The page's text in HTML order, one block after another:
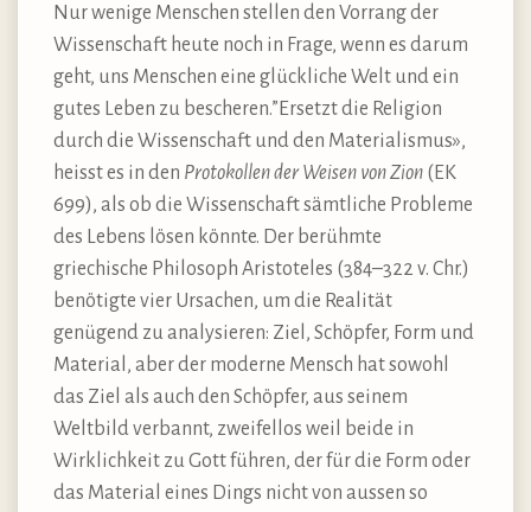
Nur wenige Menschen stellen den Vorrang der
Wissenschaft heute noch in Frage, wenn es darum
geht, uns Menschen eine glückliche Welt und ein
gutes Leben zu bescheren.”Ersetzt die Religion
durch die Wissenschaft und den Materialismus»,
heisst es in den Protokollen der Weisen von Zion (EK
699), als ob die Wissenschaft sämtliche Probleme
des Lebens lösen könnte. Der berühmte
griechische Philosoph Aristoteles (384–322 v. Chr.)
benötigte vier Ursachen, um die Realität
genügend zu analysieren: Ziel, Schöpfer, Form und
Material, aber der moderne Mensch hat sowohl
das Ziel als auch den Schöpfer, aus seinem
Weltbild verbannt, zweifellos weil beide in
Wirklichkeit zu Gott führen, der für die Form oder
das Material eines Dings nicht von aussen so